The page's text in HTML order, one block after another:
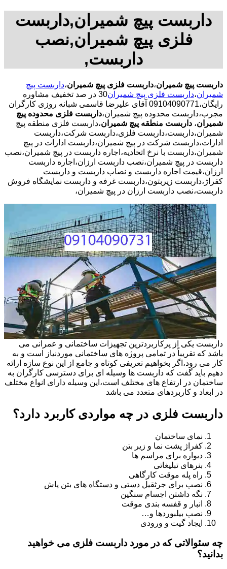
داربست پیچ شمیران,داربست
فلزی پیچ شمیران,نصب
داربست,
داربست پیچ شمیران،داربست فلزی پیچ شمیران،داربست پیچ
شمیران،داربست فلزی پیچ شمیران
30 در صد تخفیف مشاوره
رایگان،09104090771 آقای علیرضا قاسمی شبانه روزی کارگران
مجرب،داربست محدوده پیچ شمیران،داربست فلزی محدوده پیچ
شمیران، داربست منطقه پیچ شمیران،داربست فلزی منطقه پیچ
شمیران،داربست،داربست فلزی،داربست شرکت،داربست
ادارات،داربست شرکت در پیچ شمیران،داربست ادارات در پیچ
شمیران،داربست با نرخ اتحادیه،اجاره داربست در پیچ شمیران،نصب
داربست در پیچ شمیران،نصب داربست ارزان،اجاره داربست
ارزان،قیمت اجاره داربست و نصاب داربست و داربست
کفراژ،داربست زیربتون،داربست غرفه و داربست نمایشگاه فروش
داربست،نصب داربست ارزان در پیچ شمیران،
داربست یکی از پرکاربردترین تجهیزات ساختمانی و عمرانی می
باشد که تقریباً در تمامی پروژه های ساختمانی موردنیاز است و به
کار می رود،اگر بخواهیم تعریفی کوتاه و جامع از این نوع سازه ارائه
دهیم باید گفت که داربست ها وسیله ای برای دسترسی کارگران به
ساختمان در ارتفاع های مختلف است،این وسیله دارای انواع مختلف
در ابعاد و کاربردهای متعدد می باشد
داربست فلزی در چه مواردی کاربرد دارد؟
نمای ساختمان
کفراژ پشت نما و زیر بتن
دیواره برای مراسم ها
بنرهای تبلیغاتی
راه پله موقت کارگاهی
نصب برای جرثقیل دستی و دستگاه های بتن پاش
نگه داشتن اجسام سنگین
انبار و قفسه بندی موقت
نصب بیلبوردها و…
ایجاد گیت و ورودی
چه سئوالاتی که در مورد داربست فلزی می خواهید
بدانید؟